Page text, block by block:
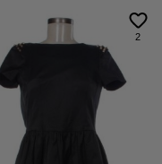
2